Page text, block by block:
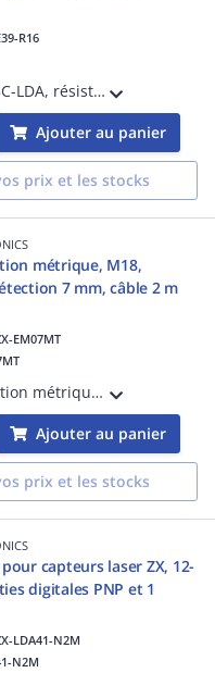
R16
Réflecteur, E3C-LDA, résistance détergents NFe, SUS316L, 43x30x5 mm
Ajouter au panier
prix et les stocks
métrique, M18,
7 mm, câble 2 m
EM07MT
Tête de détection métrique, M18, distance de détection 7 mm, câble 2 m avec connecteur
Ajouter au panier
prix et les stocks
capteurs laser ZX, 12-
digitales PNP et 1
LDA41-N2M
N2M